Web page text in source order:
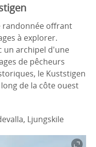
randonnée offrant
à explorer.
un archipel d'une
de pêcheurs
le Kuststigen
de la côte ouest
Ljungskile